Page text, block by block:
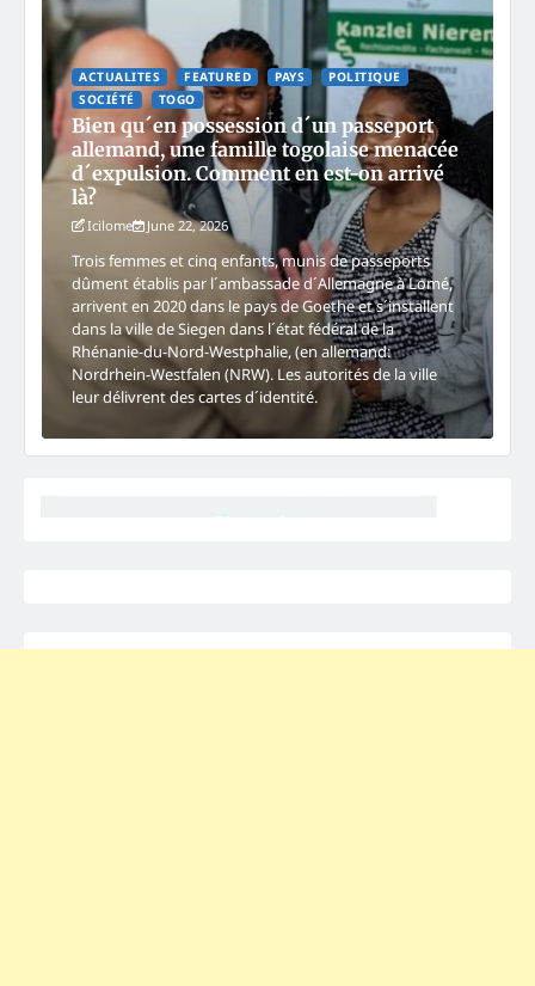
ACTUALITES FEATURED PAYS
POLITIQUE
SOCIÉTÉ
TOGO
Bien qu´en possession d´un passeport
allemand, une famille togolaise menacée
d´expulsion. Comment en est-on arrivé
là?
Icilome June 22, 2026
Trois femmes et cinq enfants, munis de passeports
dûment établis par l´ambassade d´Allemagne à Lomé,
arrivent en 2020 dans le pays de Goethe et s´installent
dans la ville de Siegen dans l´état fédéral de la
Rhénanie-du-Nord-Westphalie, (en allemand:
Nordrhein-Westfalen (NRW). Les autorités de la ville
leur délivrent des cartes d´identité.